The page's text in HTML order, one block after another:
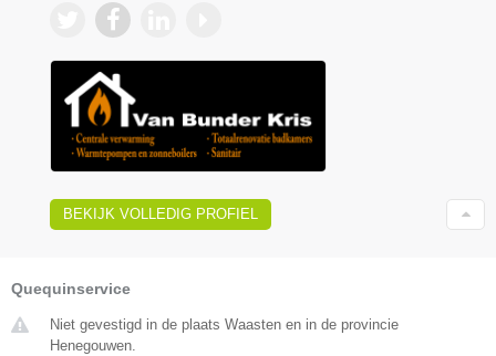
BEKIJK VOLLEDIG PROFIEL
Quequinservice
Niet gevestigd in de plaats Waasten en in de provincie
Henegouwen.